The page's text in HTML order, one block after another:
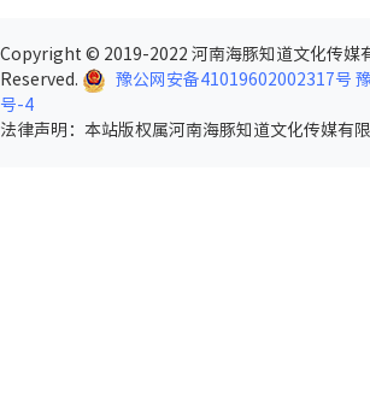
Copyright © 2019-2022 河南海豚知道文化传媒
Reserved.
豫公网安备41019602002317号
号-4
法律声明 ：本站版权属河南海豚知道文化传媒有